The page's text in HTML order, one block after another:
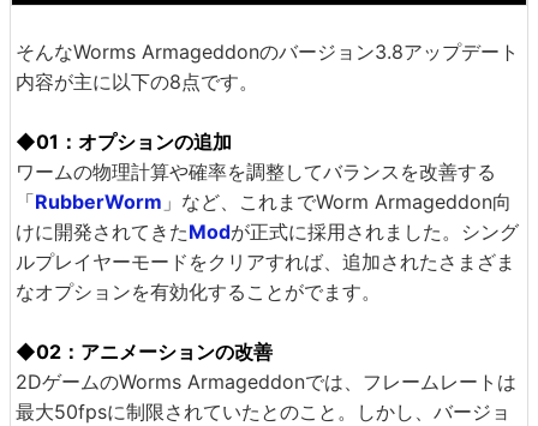
そんなWorms Armageddonのバージョン3.8アップデート
内容が主に以下の8点です。
◆01：オプションの追加
ワームの物理計算や確率を調整してバランスを改善する
「RubberWorm 」など、これまでWorm Armageddon向
けに開発されてきたModが正式に採用されました。シング
ルプレイヤーモードをクリアすれば、追加されたさまざま
なオプションを有効化することがでます。
◆02：アニメーションの改善
2DゲームのWorms Armageddonでは、フレームレートは
最大50fpsに制限されていたとのこと。しかし、バージョ